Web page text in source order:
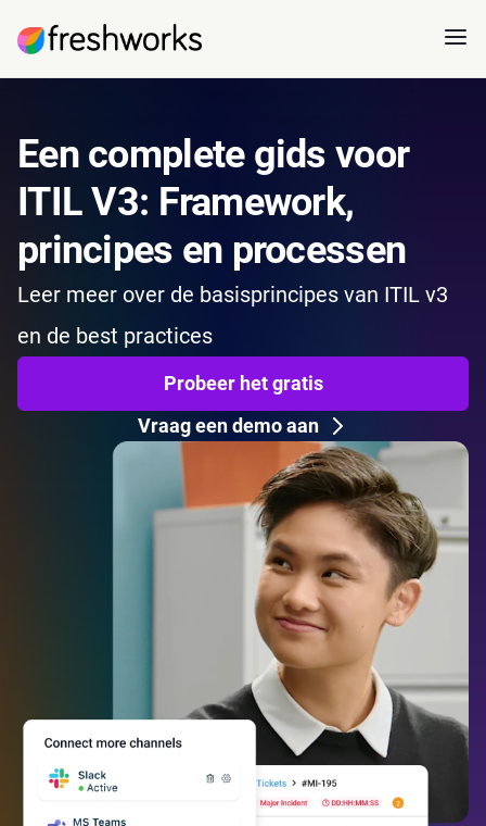
Een complete gids voor
ITIL V3: Framework,
principes en processen
Leer meer over de basisprincipes van ITIL v3
en de best practices
Probeer het gratis
Vraag een demo aan